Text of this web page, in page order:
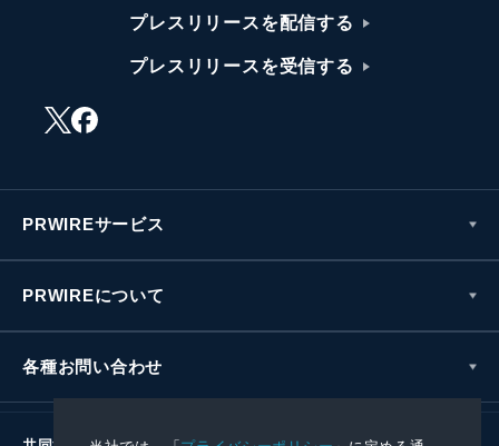
プレスリリースを配信する
プレスリリースを受信する
PRWIREサービス
PRWIREについて
各種お問い合わせ